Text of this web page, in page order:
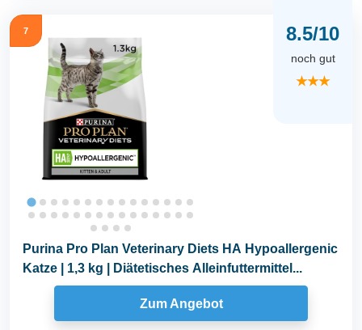
7 8.5/10
noch gut
★★★
Purina Pro Plan Veterinary Diets HA Hypoallergenic
Katze | 1,3 kg | Diätetisches Alleinfuttermittel...
Zum Angebot